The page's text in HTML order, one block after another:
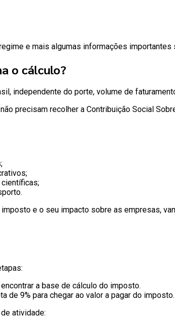
e mais algumas informações importantes
o cálculo?
independente do porte, volume de
precisam recolher a Contribuição Social
e o seu impacto sobre as empresas,
a base de cálculo do imposto.
de 9% para chegar ao valor a pagar do imposto.
atividade: